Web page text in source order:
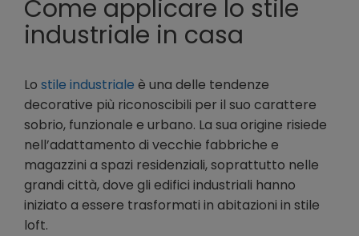
Come applicare lo stile
industriale in casa
Lo stile industriale è una delle tendenze
decorative più riconoscibili per il suo carattere
sobrio, funzionale e urbano. La sua origine risiede
nell’adattamento di vecchie fabbriche e
magazzini a spazi residenziali, soprattutto nelle
grandi città, dove gli edifici industriali hanno
iniziato a essere trasformati in abitazioni in stile
loft.